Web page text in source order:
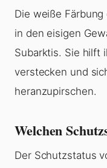
Die weiße
in den eisigen
Subarktis. Sie hilft
verstecken und
heranzupirschen.
Welchen
Der Schutzstatus